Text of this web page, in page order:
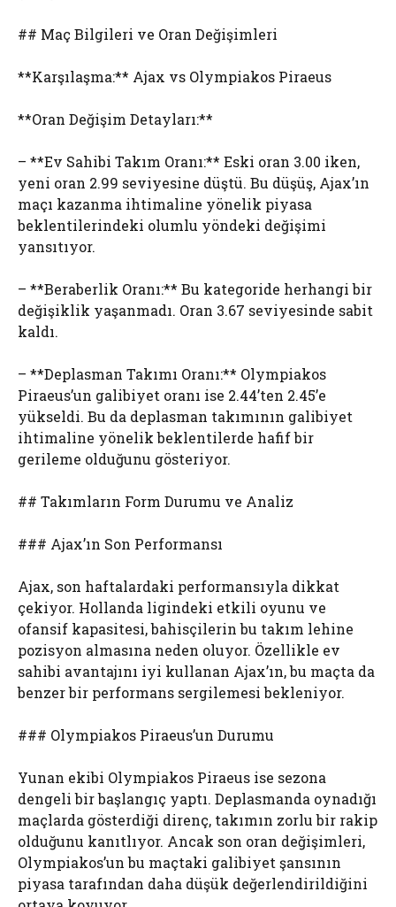
## Maç Bilgileri ve Oran Değişimleri
**Karşılaşma:** Ajax vs Olympiakos Piraeus
**Oran Değişim Detayları:**
– **Ev Sahibi Takım Oranı:** Eski oran 3.00 iken,
yeni oran 2.99 seviyesine düştü. Bu düşüş, Ajax’ın
maçı kazanma ihtimaline yönelik piyasa
beklentilerindeki olumlu yöndeki değişimi
yansıtıyor.
– **Beraberlik Oranı:** Bu kategoride herhangi bir
değişiklik yaşanmadı. Oran 3.67 seviyesinde sabit
kaldı.
– **Deplasman Takımı Oranı:** Olympiakos
Piraeus’un galibiyet oranı ise 2.44’ten 2.45’e
yükseldi. Bu da deplasman takımının galibiyet
ihtimaline yönelik beklentilerde hafif bir
gerileme olduğunu gösteriyor.
## Takımların Form Durumu ve Analiz
### Ajax’ın Son Performansı
Ajax, son haftalardaki performansıyla dikkat
çekiyor. Hollanda ligindeki etkili oyunu ve
ofansif kapasitesi, bahisçilerin bu takım lehine
pozisyon almasına neden oluyor. Özellikle ev
sahibi avantajını iyi kullanan Ajax’ın, bu maçta da
benzer bir performans sergilemesi bekleniyor.
### Olympiakos Piraeus’un Durumu
Yunan ekibi Olympiakos Piraeus ise sezona
dengeli bir başlangıç yaptı. Deplasmanda oynadığı
maçlarda gösterdiği direnç, takımın zorlu bir rakip
olduğunu kanıtlıyor. Ancak son oran değişimleri,
Olympiakos’un bu maçtaki galibiyet şansının
piyasa tarafından daha düşük değerlendirildiğini